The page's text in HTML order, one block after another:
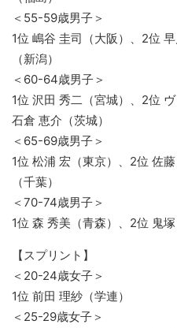
＜55-59歳男子＞
1位 嶋谷 圭司（大阪）、2位
（新潟）
＜60-64歳男子＞
1位 沢田 秀二（宮城）、2位
石倉 恵介（茨城）
＜65-69歳男子＞
1位 松浦 宏（東京）、2位 佐
（千葉）
＜70-74歳男子＞
1位 森 秀美（青森）、2位 鬼塚
【スプリント】
＜20-24歳女子＞
1位 前田 理紗（学連）
＜25-29歳女子＞